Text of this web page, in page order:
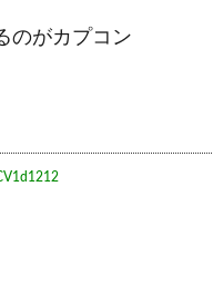
のがカプコン